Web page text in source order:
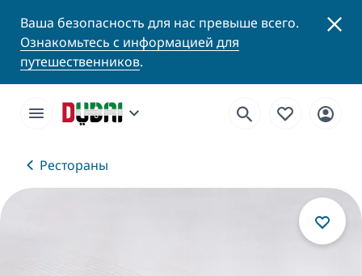
Ваша безопасность для нас превыше всего.
Ознакомьтесь с информацией для
путешественников.
Рестораны